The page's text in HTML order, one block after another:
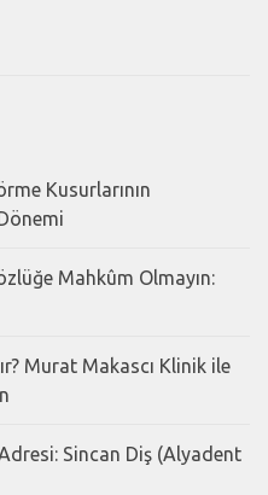
Kusurlarının
Mahkûm Olmayın:
Murat Makascı Klinik ile
Sincan Diş (Alyadent